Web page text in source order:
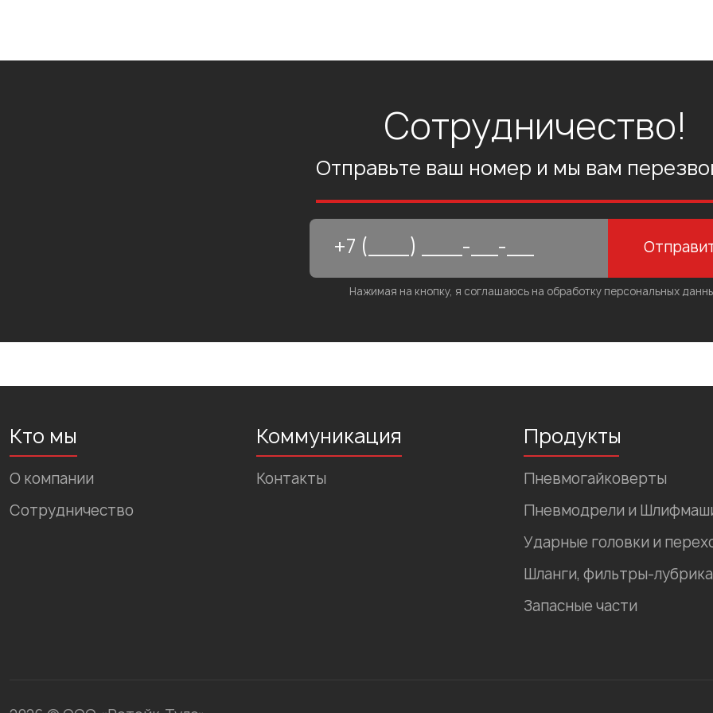
Сотрудничество!
Отправьте ваш номер и мы вам
Нажимая на кнопку, я соглашаюсь на обработку персональных
Кто мы
О компании
Сотрудничество
Коммуникация
Контакты
Продукты
Пневмогайковерты
Пневмодрели и
Ударные головки и
Шланги, фильтры-
Запасные части